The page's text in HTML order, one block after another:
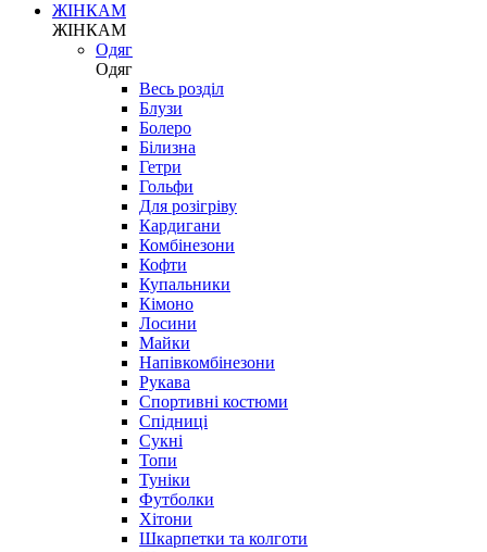
ЖІНКАМ
ЖІНКАМ
Одяг
Одяг
Весь розділ
Блузи
Болеро
Білизна
Гетри
Гольфи
Для розігріву
Кардигани
Комбінезони
Кофти
Купальники
Кімоно
Лосини
Майки
Напівкомбінезони
Рукава
Спортивні костюми
Спідниці
Сукні
Топи
Туніки
Футболки
Хітони
Шкарпетки та колготи